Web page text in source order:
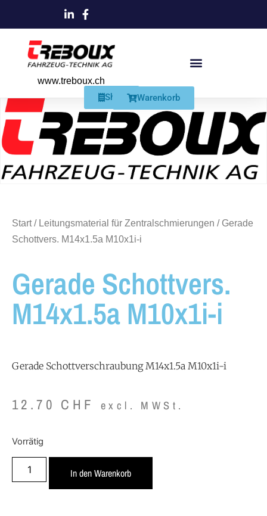
www.treboux.ch
Shop Warenkorb
Start/ Leitungsmaterial für Zentralschmierungen / Gerade
Schottvers. M14x1.5a M10x1i-i
Gerade Schottvers.
M14x1.5a M10x1i-i
Gerade Schottverschraubung M14x1.5a M10x1i-i
12.70 CHF excl. MWSt.
Vorrätig
In den Warenkorb